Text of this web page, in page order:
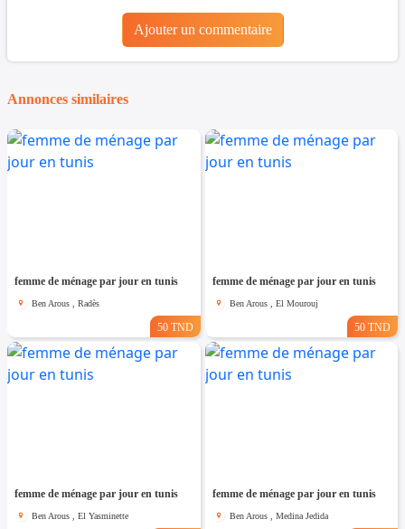
Ajouter un commentaire
Annonces similaires
femme de ménage par jour en tunis
Ben Arous , Radès
50 TND
femme de ménage par jour en tunis
Ben Arous , El Mourouj
50 TND
femme de ménage par jour en tunis
Ben Arous , El Yasminette
femme de ménage par jour en tunis
Ben Arous , Medina Jedida